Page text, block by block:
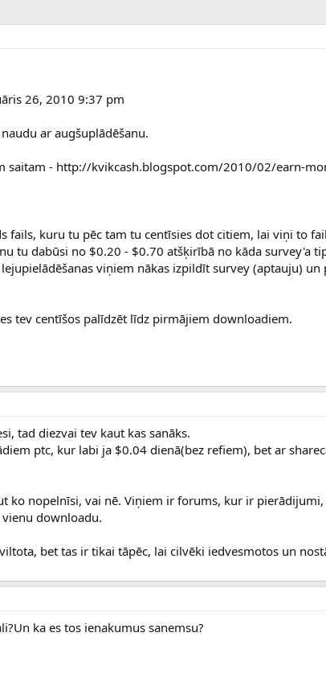
26, 2010 9:37 pm
ar augšuplādēšanu.
saitam - http://kvikcash.blogspot.com/2010/02/earn-
fails, kuru tu pēc tam tu centīsies dot citiem, lai viņi to
tu dabūsi no $0.20 - $0.70 atšķirībā no kāda survey'a
viņiem nākas izpildīt survey (aptauju)
tev centīšos palīdzēt līdz pirmājiem downloadiem.
tad diezvai tev kaut kas sanāks.
ptc, kur labi ja $0.04 dienā(bez refiem), bet ar
ko nopelnīsi, vai nē. Viņiem ir forums, kur ir pierādijumi,
downloadu.
bet tas ir tikai tāpēc, lai cilvēki iedvesmotos un
ka es tos ienakumus sanemsu?